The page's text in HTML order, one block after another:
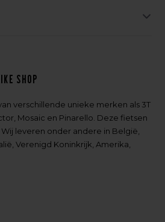
shop
verschillende unieke merken als 3T
Mosaic en Pinarello. Deze fietsen
leveren onder andere in België,
Verenigd Koninkrijk, Amerika,